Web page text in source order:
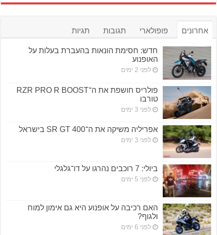
אחרונים פופולארי תגובות תגיות
חדש: חסימת הונאות בהעברת בעלות על
האופנוע
לפני 2 ימים
פולריס חושפת את ה־RZR PRO R BOOST
טורבו
לפני 3 ימים
אפריליה משיקה את ה־SR GT 400 בישראל
לפני 3 ימים
ביולי: 7 רוכבים נהרגו על דו־גלגלי
לפני 5 ימים
האם רכיבה על אופנוע היא גם אימון למוח
ולגוף?
לפני 6 ימים